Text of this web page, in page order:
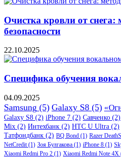
Очистка кровли от
безопасности
22.10.2025
Специфика обучения
04.09.2025
Samsung (5) Galaxy S8 (5)
Galaxy S8 (2) iPhone 7 (2) Савченко (2)
Mix (2) Интехбанк (2) HTC U Ultra (2)
Татфондбанк (2) BQ Bond (1) Razer
NetCredit (1) Зоя Булгакова (1) iPhone 8 (1)
Xiaomi Redmi Pro 2 (1) Xiaomi Redmi Note 4X